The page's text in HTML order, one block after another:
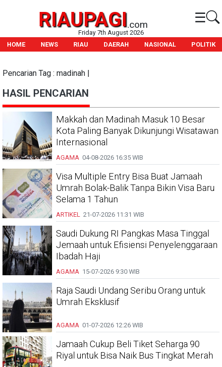
RIAUPAGI.com ☰
Friday 7th August 2026
HOME
NEWS RIAU DAERAH NASIONAL POLITIK
Pencarian Tag : madinah |
HASIL PENCARIAN
Makkah dan Madinah Masuk 10 Besar
Kota Paling Banyak Dikunjungi Wisatawan
Internasional
AGAMA 04-08-2026 16:35 WIB
Visa Multiple Entry Bisa Buat Jamaah
Umrah Bolak-Balik Tanpa Bikin Visa Baru
Selama 1 Tahun
ARTIKEL 21-07-2026 11:31 WIB
Saudi Dukung RI Pangkas Masa Tinggal
Jemaah untuk Efisiensi Penyelenggaraan
Ibadah Haji
AGAMA 15-07-2026 9:30 WIB
Raja Saudi Undang Seribu Orang untuk
Umrah Eksklusif
AGAMA 01-07-2026 12:26 WIB
Jamaah Cukup Beli Tiket Seharga 90
Riyal untuk Bisa Naik Bus Tingkat Merah